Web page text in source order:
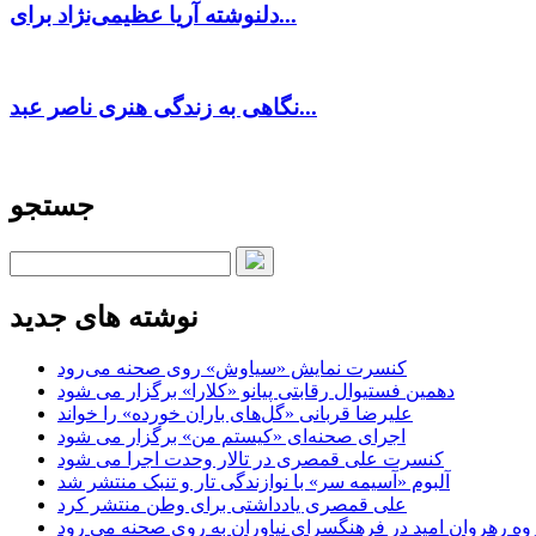
دلنوشته آریا عظیمی‌نژاد برای...
نگاهی به زندگی هنری ناصر عبد...
جستجو
نوشته های جدید
کنسرت‌ نمایش «سیاوش» روی صحنه می‌رود
دهمین فستیوال رقابتی پیانو «کلارا» برگزار می شود
علیرضا قربانی «گل‌های باران خورده» را خواند
اجرای صحنه‌ای «کیستم من» برگزار می شود
کنسرت علی قمصری در تالار وحدت اجرا می شود
آلبوم «آسیمه سر» با نوازندگی تار و تنبک منتشر شد
علی قمصری یادداشتی برای وطن منتشر کرد
رهروان امید در فرهنگسرای نیاوران به روی صحنه می رود